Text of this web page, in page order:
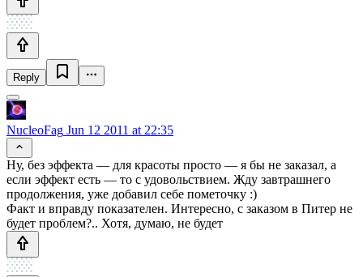
Reply
NucleoFag Jun 12 2011 at 22:35
Ну, без эффекта — для красоты просто — я бы не заказал, а
если эффект есть — то с удовольствием. Жду завтрашнего
продолжения, уже добавил себе пометочку :)
Факт и вправду показателен. Интересно, с заказом в Питер не
будет проблем?.. Хотя, думаю, не будет